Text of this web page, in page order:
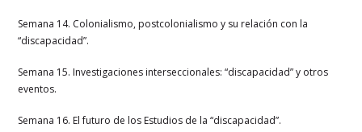
Semana 14. Colonialismo, postcolonialismo y su relación con la
“discapacidad”.
Semana 15. Investigaciones interseccionales: “discapacidad” y otros
eventos.
Semana 16. El futuro de los Estudios de la “discapacidad”.